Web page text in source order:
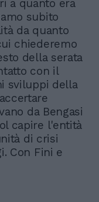
a quanto era
subito
da quanto
chiederemo
della serata
con il
sviluppi della
da Bengasi
capire l'entità
di crisi
Con Fini e